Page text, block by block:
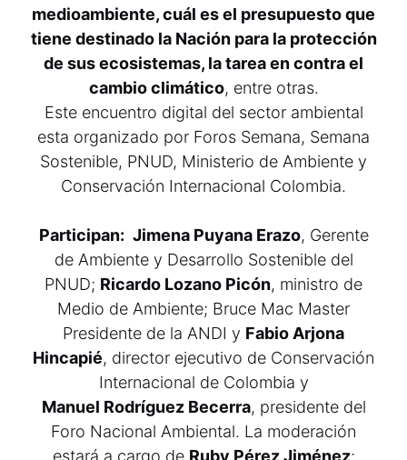
medioambiente, cuál es el presupuesto que
tiene destinado la Nación para la protección
de sus ecosistemas, la tarea en contra el
cambio climático, entre otras.
Este encuentro digital del sector ambiental
esta organizado por Foros Semana, Semana
Sostenible, PNUD, Ministerio de Ambiente y
Conservación Internacional Colombia.
Participan: Jimena Puyana Erazo, Gerente
de Ambiente y Desarrollo Sostenible del
PNUD; Ricardo Lozano Picón, ministro de
Medio de Ambiente; Bruce Mac Master
Presidente de la ANDI y Fabio Arjona
Hincapié, director ejecutivo de Conservación
Internacional de Colombia y
Manuel Rodríguez Becerra, presidente del
Foro Nacional Ambiental. La moderación
estará a cargo de Ruby Pérez Jiménez;